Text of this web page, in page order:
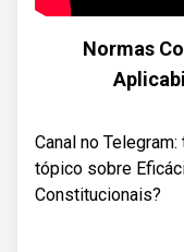
Normas
Canal no
tópico sobre
Constitucionais?